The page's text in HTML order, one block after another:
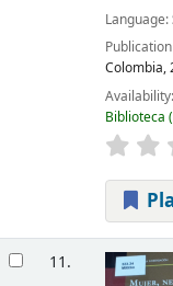
Language:
Colombia,
Availability:
Biblioteca
11.